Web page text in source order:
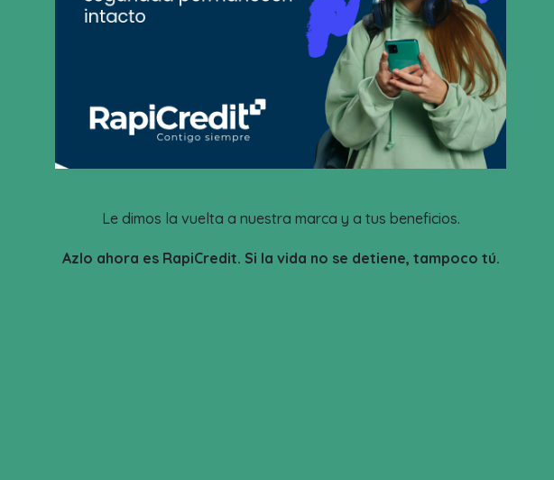
Le dimos la vuelta a nuestra marca y a tus beneficios.
Azlo ahora es RapiCredit. Si la vida no se detiene, tampoco tú.